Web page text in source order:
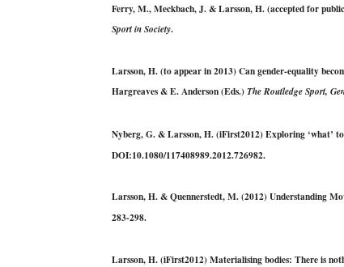
Ferry, M., Meckbach, J. &Larsson, H.(accepted for
Sport in Society.
Larsson, H.(to appear in 2013) Can gender-equality
Hargreaves & E. Anderson (Eds.)The Routledge Sport,
Nyberg, G. &Larsson, H.(iFirst2012) Exploring ‘what’
DOI:10.1080/117408989.2012.726982.
Larsson, H.& Quennerstedt, M. (2012) Understanding
283-298.
Larsson, H.(iFirst2012) Materialising bodies: There is